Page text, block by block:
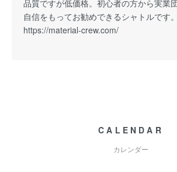
品質ですが低価格。初心者の方から実業
自信をもってお勧めできるシャトルです。
https://material-crew.com/
CALENDAR
カレンダー